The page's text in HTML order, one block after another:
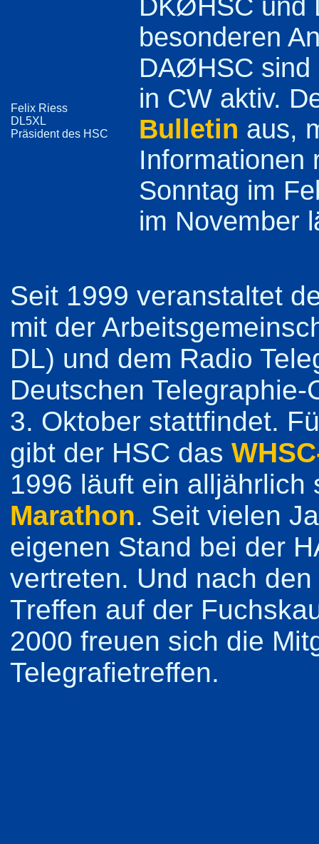
DKØHSC und
besonderen
DAØHSC sind
in CW aktiv.
Bulletin aus,
Informationen
Sonntag im
im November
Felix Riess
DL5XL
Präsident des HSC
Seit 1999 veranstaltet
mit der
DL) und dem Radio
Deutschen
3. Oktober stattfindet.
gibt der HSC das
1996 läuft ein
Marathon. Seit vielen
eigenen Stand bei der
vertreten. Und nach
Treffen auf der
2000 freuen sich die
Telegrafietreffen.